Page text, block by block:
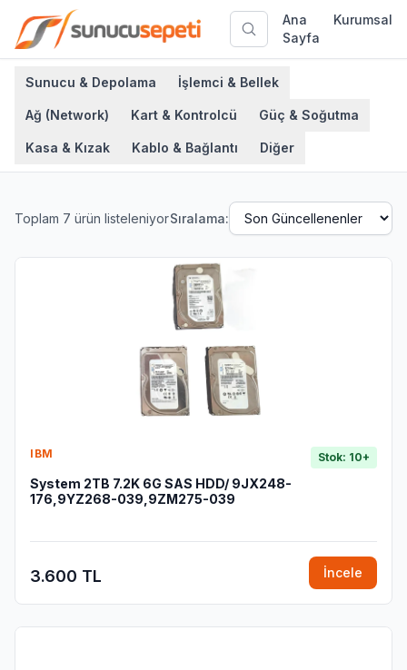
Ana
Sayfa
Kurumsal
Sunucu & Depolama İşlemci & Bellek
Ağ (Network) Kart & Kontrolcü Güç & Soğutma
Kasa & Kızak Kablo & Bağlantı Diğer
Toplam 7 ürün listeleniyorSıralama:
IBM Stok: 10+
System 2TB 7.2K 6G SAS HDD/ 9JX248-
176,9YZ268-039,9ZM275-039
3.600 TL İncele